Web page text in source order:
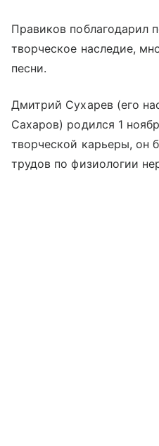
Правиков поблагодарил
творческое наследие,
песни.
Дмитрий Сухарев (его
Сахаров) родился 1
творческой карьеры, он
трудов по физиологии